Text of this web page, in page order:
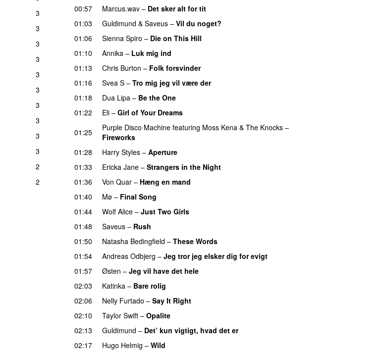
3
3
3
3
3
3
3
3
3
3
2
2
00:57
Marcus.wav – Det sker alt for tit
01:03 Guldimund & Saveus – Vil du noget?
01:06 Sienna Spiro – Die on This Hill
01:10 Annika – Luk mig ind
01:13
Chris Burton – Folk forsvinder
01:16 Svea S – Tro mig jeg vil være der
01:18
Dua Lipa – Be the One
01:22 Eli – Girl of Your Dreams
01:25 Purple Disco Machine featuring Moss Kena & The Knocks –
Fireworks
01:28 Harry Styles – Aperture
01:33 Ericka Jane – Strangers in the Night
01:36
Von Quar – Hæng en mand
01:40
Mø – Final Song
01:44
Wolf Alice – Just Two Girls
01:48 Saveus – Rush
01:50
Natasha Bedingfield – These Words
01:54
Andreas Odbjerg – Jeg tror jeg elsker dig for evigt
01:57
Østen – Jeg vil have det hele
02:03
Katinka – Bare rolig
02:06
Nelly Furtado – Say It Right
02:10
Taylor Swift – Opalite
02:13
Guldimund – Det’ kun vigtigt, hvad det er
02:17 Hugo Helmig – Wild